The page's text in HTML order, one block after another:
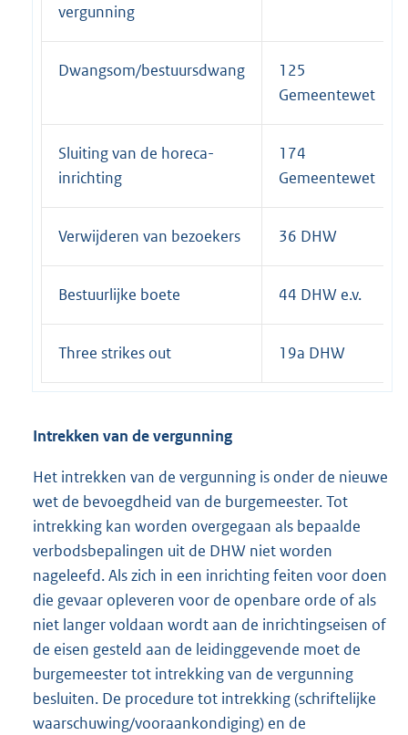
vergunning
Dwangsom/bestuursdwang
125
Gemeentewet
Sluiting van de horeca-
inrichting
174
Gemeentewet
Verwijderen van bezoekers 36 DHW
Bestuurlijke boete 44 DHW e.v.
Three strikes out 19a DHW
Intrekken van de vergunning
Het intrekken van de vergunning is onder de nieuwe
wet de bevoegdheid van de burgemeester. Tot
intrekking kan worden overgegaan als bepaalde
verbodsbepalingen uit de DHW niet worden
nageleefd. Als zich in een inrichting feiten voor doen
die gevaar opleveren voor de openbare orde of als
niet langer voldaan wordt aan de inrichtingseisen of
de eisen gesteld aan de leidinggevende moet de
burgemeester tot intrekking van de vergunning
besluiten. De procedure tot intrekking (schriftelijke
waarschuwing/vooraankondiging) en de